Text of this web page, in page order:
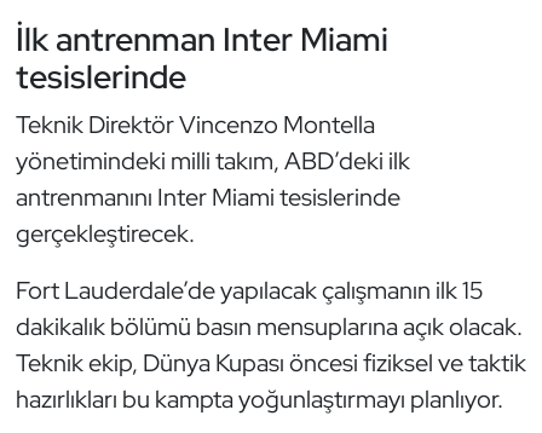
İlk antrenman Inter Miami
tesislerinde
Teknik Direktör Vincenzo Montella
yönetimindeki milli takım, ABD’deki ilk
antrenmanını Inter Miami tesislerinde
gerçekleştirecek.
Fort Lauderdale’de yapılacak çalışmanın ilk 15
dakikalık bölümü basın mensuplarına açık olacak.
Teknik ekip, Dünya Kupası öncesi fiziksel ve taktik
hazırlıkları bu kampta yoğunlaştırmayı planlıyor.
Kempo
Kick Boks
Kürek
Masa Tenisi
Motor Sporları
Muay Thai